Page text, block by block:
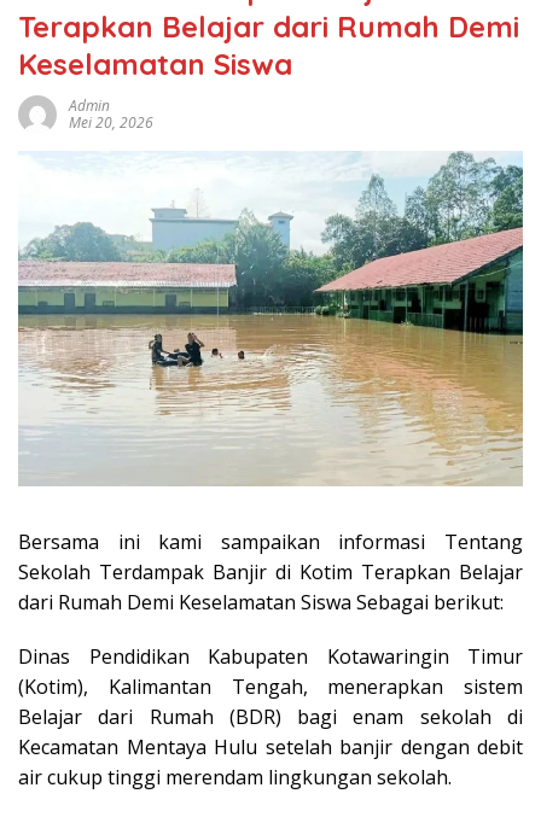
Terapkan Belajar dari Rumah Demi
Keselamatan Siswa
Admin
Mei 20, 2026
Bersama ini kami sampaikan informasi Tentang
Sekolah Terdampak Banjir di Kotim Terapkan Belajar
dari Rumah Demi Keselamatan Siswa Sebagai berikut:
Dinas Pendidikan Kabupaten Kotawaringin Timur
(Kotim), Kalimantan Tengah, menerapkan sistem
Belajar dari Rumah (BDR) bagi enam sekolah di
Kecamatan Mentaya Hulu setelah banjir dengan debit
air cukup tinggi merendam lingkungan sekolah.